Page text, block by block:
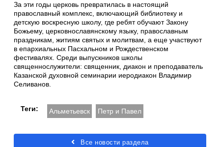
За эти годы церковь превратилась в настоящий
православный комплекс, включающий библиотеку и
детскую воскресную школу, где ребят обучают Закону
Божьему, церковнославянскому языку, православным
праздникам, житиям святых и молитвам, а еще участвуют
в епархиальных Пасхальном и Рождественском
фестивалях. Среди выпускников школы
священнослужители: священник, диакон и преподаватель
Казанской духовной семинарии иеродиакон Владимир
Селиванов.
Теги: Альметьевск Петр и Павел
Все новости раздела